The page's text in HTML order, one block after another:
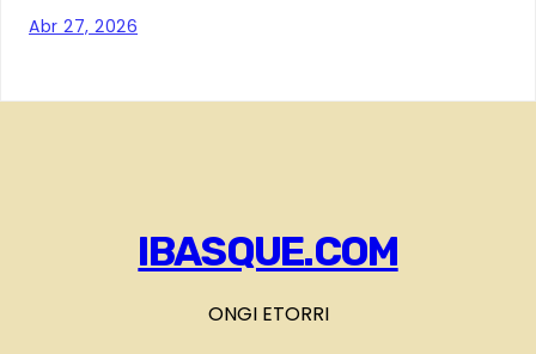
Abr 27, 2026
IBASQUE.COM
ONGI ETORRI